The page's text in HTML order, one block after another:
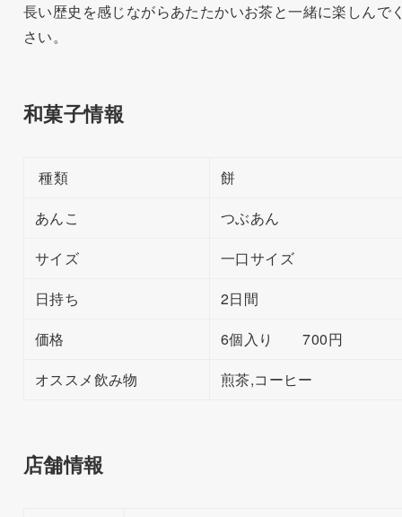
長い歴史を感じながらあたたかいお茶と一緒に楽しんで
さい。
和菓子情報
種類
餅
あんこ
つぶあん
サイズ
一口サイズ
日持ち
2日間
価格
6個入り 700円
オススメ飲み物
煎茶,コーヒー
店舗情報